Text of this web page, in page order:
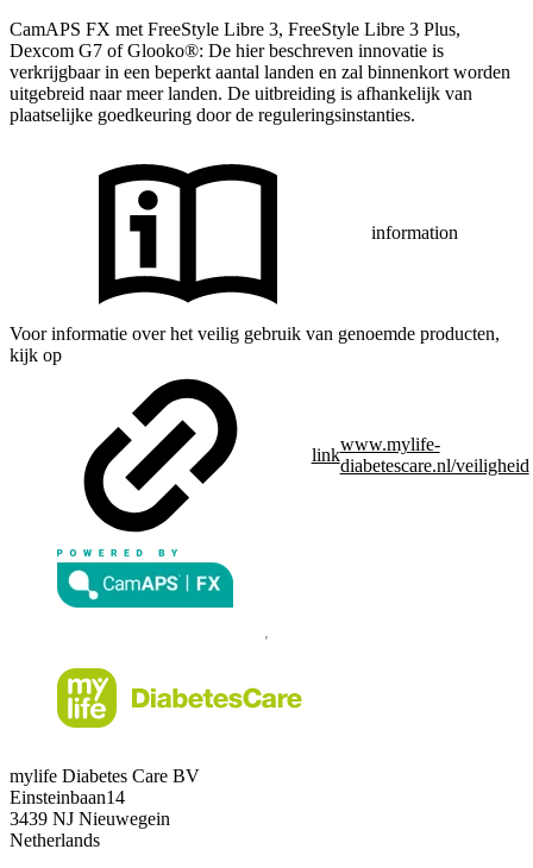
CamAPS FX met FreeStyle Libre 3, FreeStyle Libre 3 Plus,
Dexcom G7 of Glooko®: De hier beschreven innovatie is
verkrijgbaar in een beperkt aantal landen en zal binnenkort worden
uitgebreid naar meer landen. De uitbreiding is afhankelijk van
plaatselijke goedkeuring door de reguleringsinstanties.
information
Voor informatie over het veilig gebruik van genoemde producten,
kijk op
link
www.mylife-
diabetescare.nl/veiligheid
mylife Diabetes Care BV
Einsteinbaan14
3439 NJ Nieuwegein
Netherlands